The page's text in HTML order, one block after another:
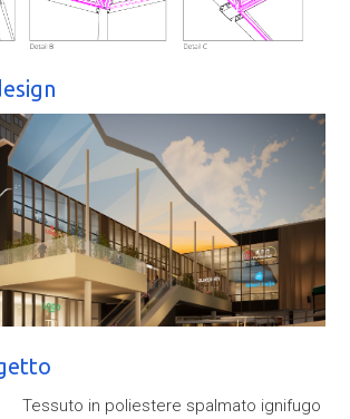
Tessuto in poliestere spalmato ignifugo